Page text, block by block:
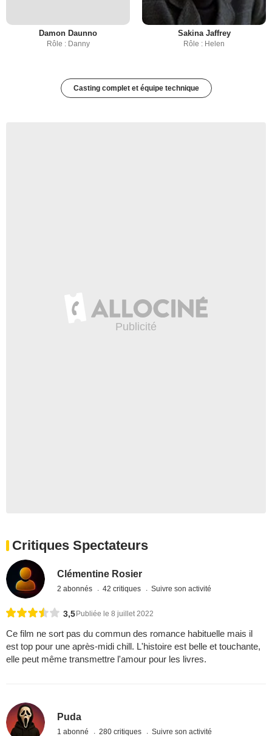
Damon Daunno
Rôle : Danny
Sakina Jaffrey
Rôle : Helen
Casting complet et équipe technique
Critiques Spectateurs
Clémentine Rosier
2 abonnés 42 critiques Suivre son activité
3,5 Publiée le 8 juillet 2022
Ce film ne sort pas du commun des romance habituelle mais il
est top pour une après-midi chill. L'histoire est belle et touchante,
elle peut même transmettre l'amour pour les livres.
Puda
1 abonné 280 critiques Suivre son activité